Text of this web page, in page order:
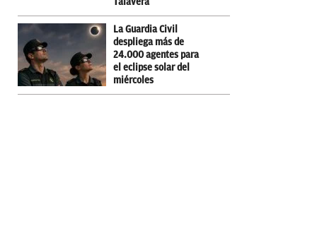
La Guardia Civil
despliega más de
24.000 agentes para
el eclipse solar del
miércoles